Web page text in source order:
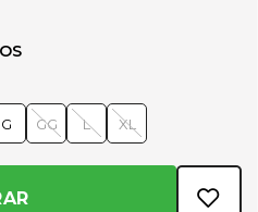
G GG L XL